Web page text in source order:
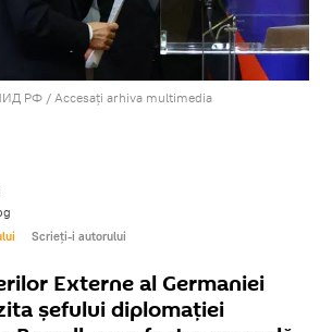
РФ / Accesați arhiva multimedia
Scrieți-i autorului
Externe al Germaniei
șefului diplomației